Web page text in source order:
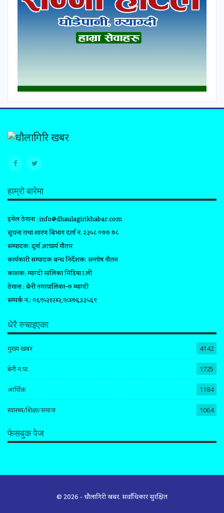
हाम्रो बारेमा
इमेल ठेगाना :info@dhaulagirikhabar.com
सूचना तथा प्रशारण बिभाग दर्ता न. २३५८ ०७७ ७८
सम्पादक: दुर्गा आचार्य गौतम
कार्यकारी सम्पादक प्रबन्ध निर्देशक: सन्तोष गौतम
प्रकाशक: म्याग्दी मालिका मिडिया प्रा.ली
ठेगाना : बेनी नगरपालिका–७ म्याग्दी
सम्पर्क न.: ०६९५२१२४२,९८४७६३३५६९
धेरै रुचाइएका
मुख्य खबर 4142
बेनी न.पा. 1725
आर्थिक 1184
स्वास्थ्य/शिक्षा/समाज 1064
फेसबुक पेज
© 2026 - धौलागिरी खबर. सर्वाधिकार सुरक्षित